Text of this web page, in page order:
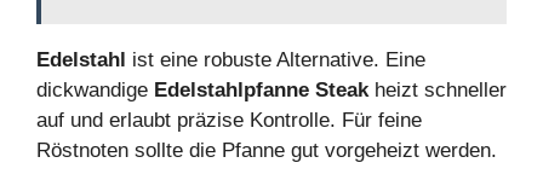
Edelstahl ist eine robuste Alternative. Eine
dickwandige Edelstahlpfanne Steakheizt schneller
auf und erlaubt präzise Kontrolle. Für feine
Röstnoten sollte die Pfanne gut vorgeheizt werden.